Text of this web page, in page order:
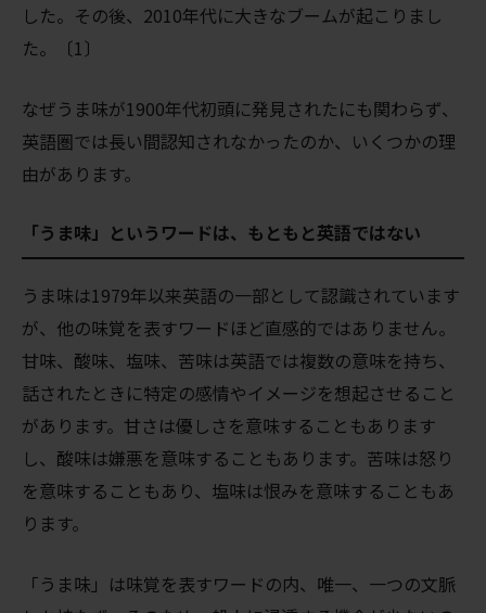
した。その後、2010年代に大きなブームが起こりまし
た。〔1〕
なぜうま味が1900年代初頭に発見されたにも関わらず、
英語圏では長い間認知されなかったのか、いくつかの理
由があります。
「うま味」というワードは、もともと英語ではない
うま味は1979年以来英語の一部として認識されています
が、他の味覚を表すワードほど直感的ではありません。
甘味、酸味、塩味、苦味は英語では複数の意味を持ち、
話されたときに特定の感情やイメージを想起させること
があります。甘さは優しさを意味することもあります
し、酸味は嫌悪を意味することもあります。苦味は怒り
を意味することもあり、塩味は恨みを意味することもあ
ります。
「うま味」は味覚を表すワードの内、唯一、一つの文脈